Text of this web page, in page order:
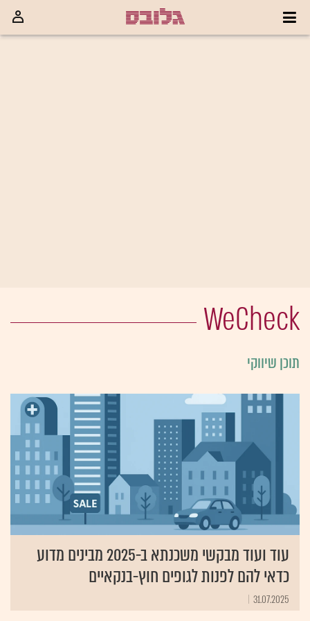
WeCheck
תוכן שיווקי
עוד ועוד מבקשי משכנתא ב-2025 מבינים מדוע
כדאי להם לפנות לגופים חוץ-בנקאיים
31.07.2025